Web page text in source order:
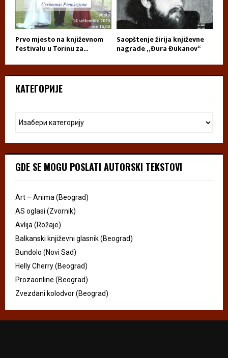
Prvo mjesto na književnom
festivalu u Torinu za...
Saopštenje žirija književne
nagrade „Đura Đukanov“
КАТЕГОРИЈЕ
GDE SE MOGU POSLATI AUTORSKI TEKSTOVI
Art – Anima (Beograd)
AS oglasi (Zvornik)
Avlija (Rožaje)
Balkanski književni glasnik (Beograd)
Bundolo (Novi Sad)
Helly Cherry (Beograd)
Prozaonline (Beograd)
Zvezdani kolodvor (Beograd)